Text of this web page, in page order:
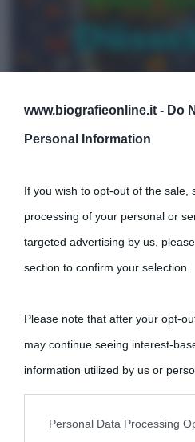
www.biografieonline.it - Do
Personal Information
If you wish to opt-out of the sale,
processing of your personal or
targeted advertising by us,
section to confirm your selection.
Please note that after your opt-
may continue seeing interest-
information utilized by us or
third parties prior to your opt-out.
Personal Data Processing